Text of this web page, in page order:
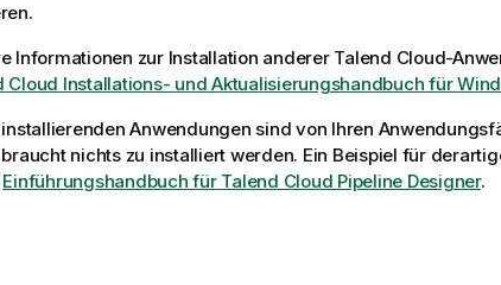
Informationen zur Installation anderer Talend Cloud-
Cloud Installations- und Aktualisierungshandbuch für
installierenden Anwendungen sind von Ihren
nichts zu installiert werden. Ein Beispiel für
Einführungshandbuch für Talend Cloud Pipeline Designer.